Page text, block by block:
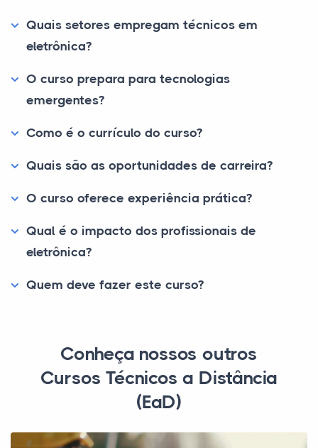
Quais setores empregam técnicos em
eletrônica?
O curso prepara para tecnologias
emergentes?
Como é o currículo do curso?
Quais são as oportunidades de carreira?
O curso oferece experiência prática?
Qual é o impacto dos profissionais de
eletrônica?
Quem deve fazer este curso?
Conheça nossos outros
Cursos Técnicos a Distância
(EaD)